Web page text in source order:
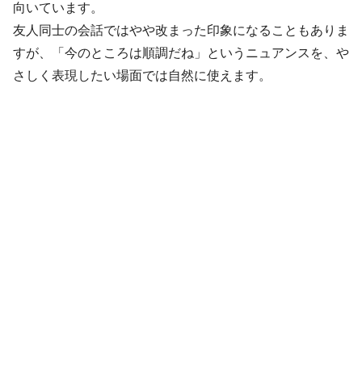
向いています。
友人同士の会話ではやや改まった印象になることもありま
すが、「今のところは順調だね」というニュアンスを、や
さしく表現したい場面では自然に使えます。